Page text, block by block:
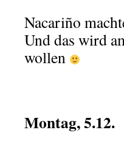
Nacariño
Und das wird
wollen
Montag, 5.12.